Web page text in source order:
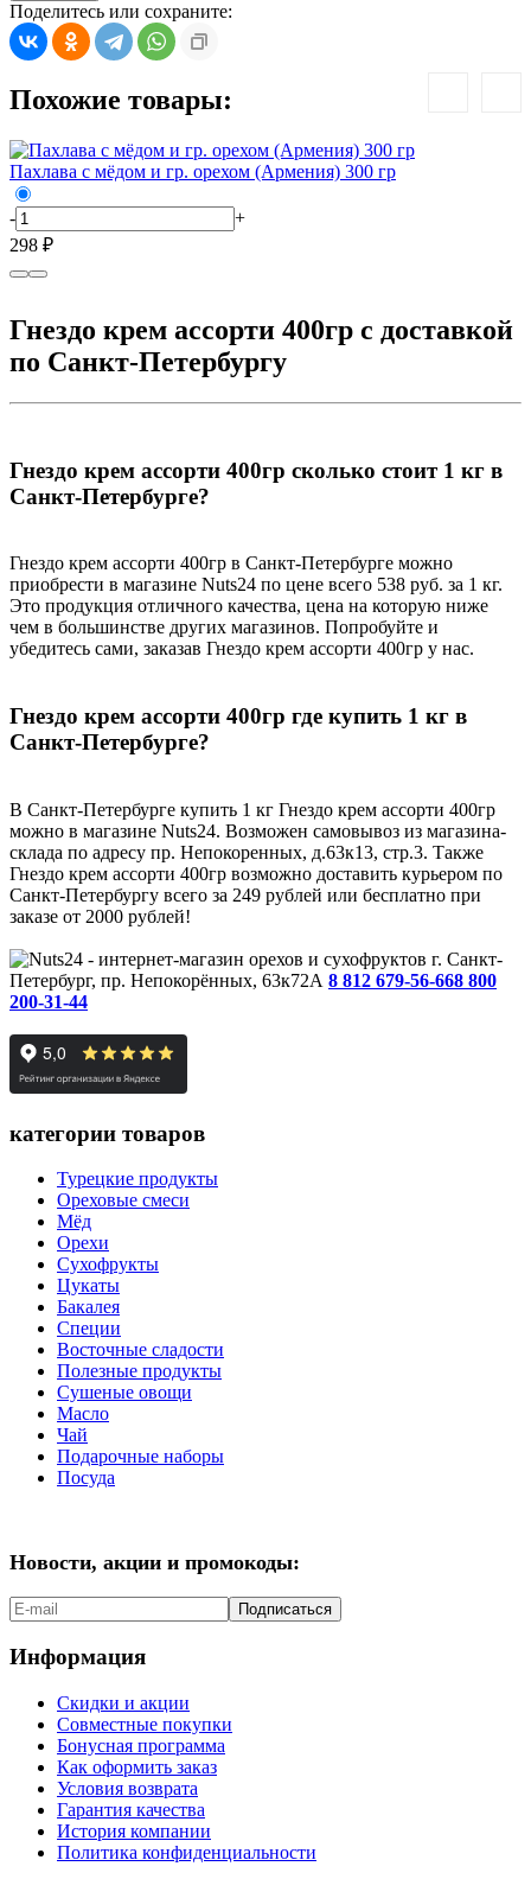
Поделитесь или сохраните:
Похожие товары:
Пахлава с мёдом и гр. орехом (Армения) 300 гр
-
+
298 ₽
Гнездо крем ассорти 400гр с доставкой
по Санкт-Петербургу
Гнездо крем ассорти 400гр сколько стоит 1 кг в
Санкт-Петербурге?
Гнездо крем ассорти 400гр в Санкт-Петербурге можно
приобрести в магазине Nuts24 по цене всего 538 руб. за 1 кг.
Это продукция отличного качества, цена на которую ниже
чем в большинстве других магазинов. Попробуйте и
убедитесь сами, заказав Гнездо крем ассорти 400гр у нас.
Гнездо крем ассорти 400гр где купить 1 кг в
Санкт-Петербурге?
В Санкт-Петербурге купить 1 кг Гнездо крем ассорти 400гр
можно в магазине Nuts24. Возможен самовывоз из магазина-
склада по адресу пр. Непокоренных, д.63к13, стр.3. Также
Гнездо крем ассорти 400гр возможно доставить курьером по
Санкт-Петербургу всего за 249 рублей или бесплатно при
заказе от 2000 рублей!
г. Санкт-
Петербург, пр. Непокорённых, 63к72А 8 812 679-56-668 800
200-31-44
категории товаров
Турецкие продукты
Ореховые смеси
Мёд
Орехи
Сухофрукты
Цукаты
Бакалея
Специи
Восточные сладости
Полезные продукты
Сушеные овощи
Масло
Чай
Подарочные наборы
Посуда
Новости, акции и промокоды:
Подписаться
Информация
Скидки и акции
Совместные покупки
Бонусная программа
Как оформить заказ
Условия возврата
Гарантия качества
История компании
Политика конфиденциальности